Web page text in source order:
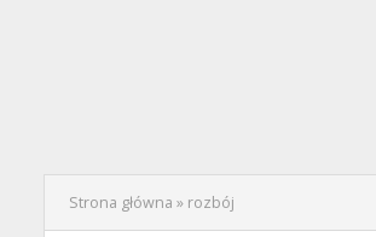
Strona główna » rozbój